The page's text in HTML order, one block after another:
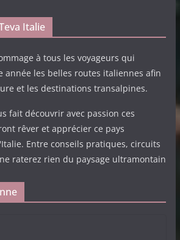
Italie
à tous les voyageurs qui
année les belles routes italiennes afin
et les destinations transalpines.
fait découvrir avec passion ces
rêver et apprécier ce pays
Entre conseils pratiques, circuits
raterez rien du paysage ultramontain